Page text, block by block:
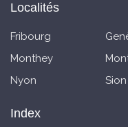
Localités
Fribourg
Monthey
Nyon
Sion
Index